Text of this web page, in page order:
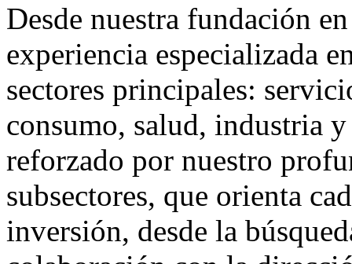
Desde nuestra fundación
experiencia especializada
sectores principales:
consumo, salud, industria
reforzado por nuestro
subsectores, que orienta
inversión, desde la